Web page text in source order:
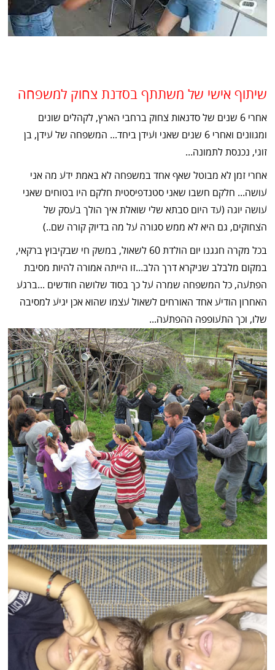
שיתוף אישי של משתתף בסדנת צחוק למשפחה
אחרי 6 שנים של סדנאות צחוק ברחבי הארץ, לקהלים שונים
ומגוונים ואחרי 6 שנים שאני ועידן ביחד... המשפחה של עידן, בן
זוגי, נכנסת לתמונה...
אחרי זמן לא מבוטל שאף אחד במשפחה לא באמת ידע מה אני
עושה... חלקם חשבו שאני סטנדפיסטית חלקם היו בטוחים שאני
עושה יוגה (עד היום סבתא שלי שואלת איך הולך בעסק של
הצחוקים, גם היא לא ממש סגורה על מה בדיוק קורה שם..)
בכל מקרה חגגנו יום הולדת 60 לשאול, במשק חי שבקיבוץ ברקאי,
במקום מלבלב שניקרא דרך הלב...זו הייתה אמורה להיות מסיבת
הפתעה, כל המשפחה שמרה על כך בסוד שלושה חודשים ...ברגע
האחרון הודיע אחד האורחים לשאול עצמו שהוא אכן יגיע למסיבה
שלו, וכך התעופפה ההפתעה...